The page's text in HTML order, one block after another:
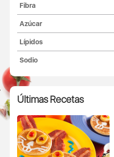
Fibra
Azúcar
Lípidos
Sodio
Últimas Recetas